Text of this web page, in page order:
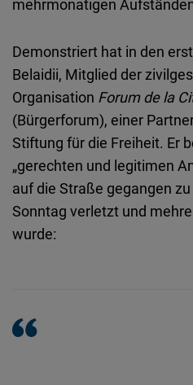
mehrmonatigen
Demonstriert hat in den
Belaidii, Mitglied der
Organisation Forum de la
(Bürgerforum), einer
Stiftung für die Freiheit. Er
„gerechten und legitimen
auf die Straße gegangen
Sonntag verletzt und
wurde: